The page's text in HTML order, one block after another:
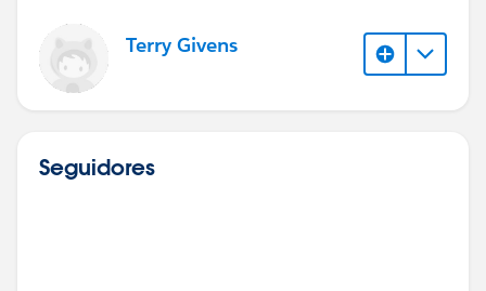
Terry Givens
Seguidores